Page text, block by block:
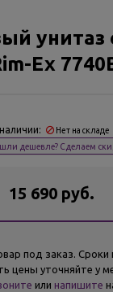
унитаз
Ex
Нет на складе
дешевле? Сделаем
15 690 руб.
под заказ. Сроки
цены уточняйте у
или напишите